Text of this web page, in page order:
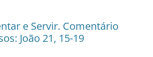
e Servir. Comentário
João 21, 15-19